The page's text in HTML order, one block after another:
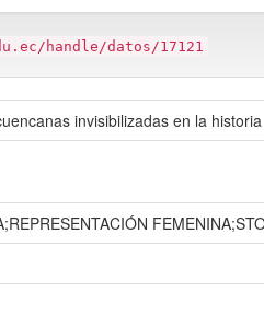
handle/datos/17121
invisibilizadas en la historia